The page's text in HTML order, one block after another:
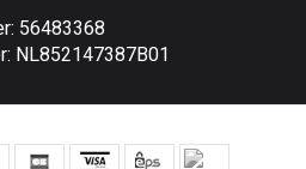
56483368
NL852147387B01